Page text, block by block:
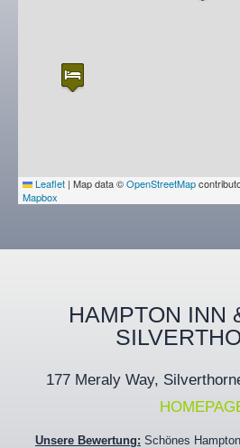
Leaflet | Map data ©OpenStreetMap
Mapbox
HAMPTON INN
177 Meraly Way,
Unsere Bewertung: Schönes